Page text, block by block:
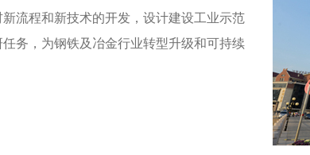
流程和新技术的开发，设计建设工业示范
务，为钢铁及冶金行业转型升级和可持续